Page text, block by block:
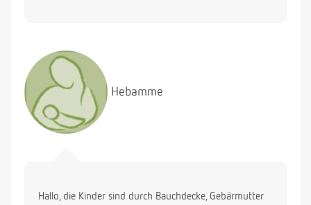
Hebamme
Hallo, die Kinder sind durch Bauchdecke, Gebärmutter